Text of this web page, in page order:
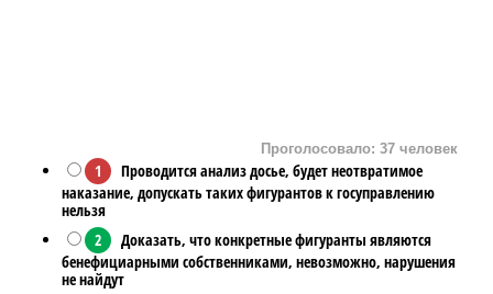
Проголосовало: 37 человек
1
Проводится анализ досье, будет неотвратимое
наказание, допускать таких фигурантов к госуправлению
нельзя
2
Доказать, что конкретные фигуранты являются
бенефициарными собственниками, невозможно, нарушения
не найдут